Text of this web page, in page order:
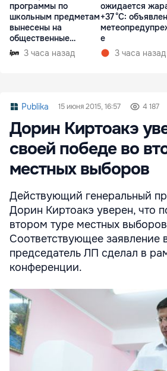
программы по
школьным предметам
вынесены на
общественные
консультации
3 часа назад
ожидается
+37 °C:
е
3 часа назад
Publika 15 июня 2015, 16:57 4 187
Дорин Киртоакэ
своей победе во
местных выборов
Действующий генеральный
Дорин Киртоакэ уверен, что
втором туре местных
Соответствующее заявление
председатель ЛП сделал в
конференции.